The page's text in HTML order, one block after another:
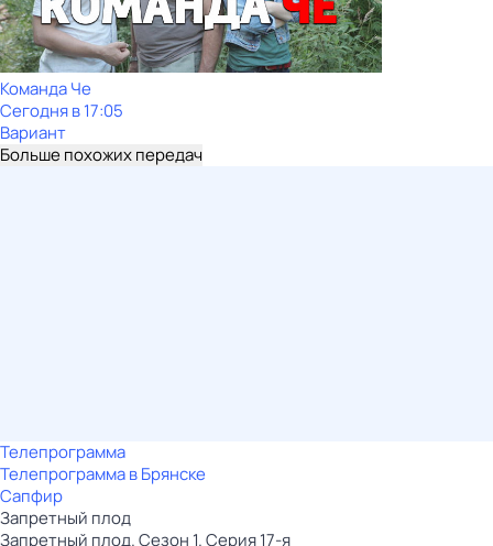
Команда Че
Сегодня в 17:05
Вариант
Больше похожих передач
Телепрограмма
Телепрограмма в Брянске
Сапфир
Запретный плод
Запретный плод. Сезон 1. Серия 17-я